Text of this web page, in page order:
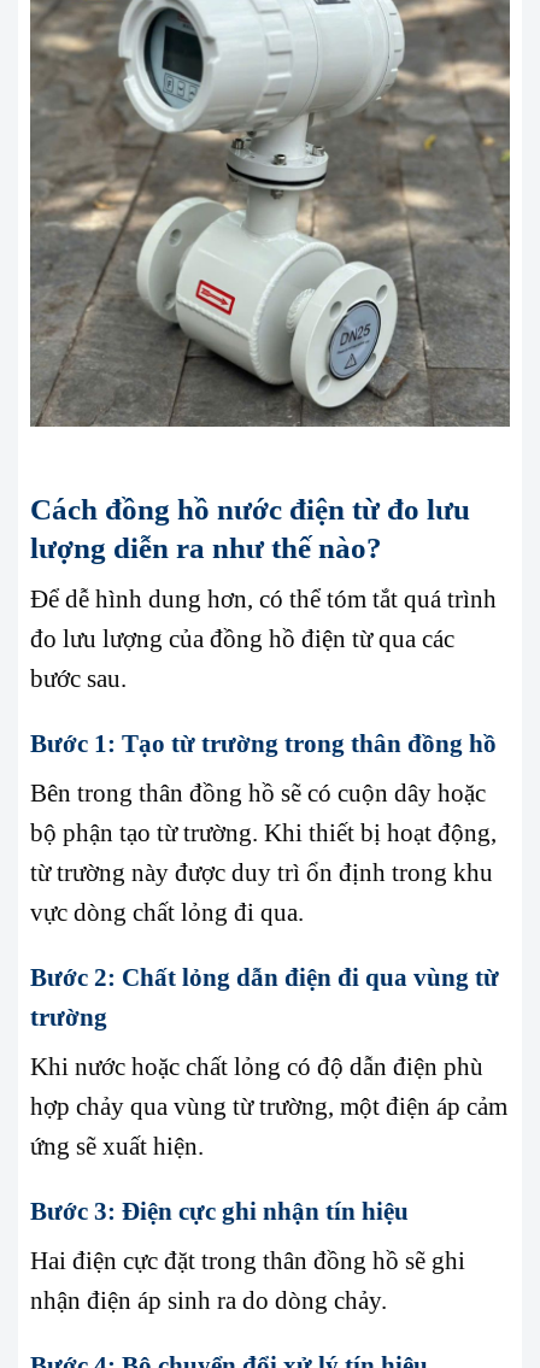
Cách đồng hồ nước điện từ đo lưu
lượng diễn ra như thế nào?
Để dễ hình dung hơn, có thể tóm tắt quá trình
đo lưu lượng của đồng hồ điện từ qua các
bước sau.
Bước 1: Tạo từ trường trong thân đồng hồ
Bên trong thân đồng hồ sẽ có cuộn dây hoặc
bộ phận tạo từ trường. Khi thiết bị hoạt động,
từ trường này được duy trì ổn định trong khu
vực dòng chất lỏng đi qua.
Bước 2: Chất lỏng dẫn điện đi qua vùng từ
trường
Khi nước hoặc chất lỏng có độ dẫn điện phù
hợp chảy qua vùng từ trường, một điện áp cảm
ứng sẽ xuất hiện.
Bước 3: Điện cực ghi nhận tín hiệu
Hai điện cực đặt trong thân đồng hồ sẽ ghi
nhận điện áp sinh ra do dòng chảy.